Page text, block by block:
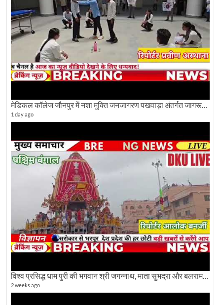
1 day ago
विश्व प्रसिद्ध धाम पुरी की भगवान श्री जगन्नाथ, माता सुभद्रा और बलराम जी की भव्य शोभा यात्रा देखिए
2 weeks ago